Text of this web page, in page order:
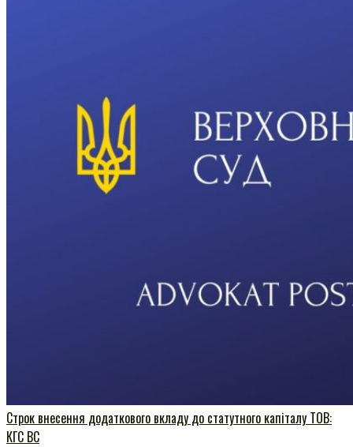
Строк внесення додаткового вкладу до статутного капіталу ТОВ:
КГС ВС